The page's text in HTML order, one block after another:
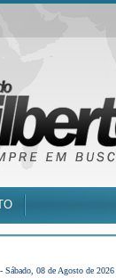
Sábado, 08 de Agosto de 2026